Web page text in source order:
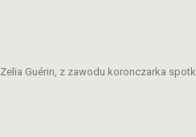
Guérin, z zawodu koronczarka